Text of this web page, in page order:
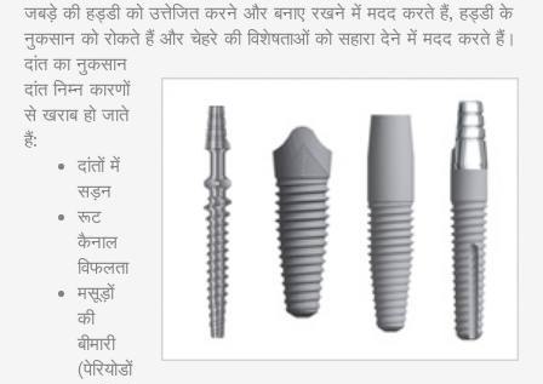
जबड़े की हड्डी को उत्तेजित करने और बनाए रखने में मदद करते हैं, हड्डी के
नुकसान को रोकते हैं और चेहरे की विशेषताओं को सहारा देने में मदद करते हैं।
दांत का नुकसान
दांत निम्न कारणों
से खराब हो जाते
हैं:
दांतों में
सड़न
रूट
कैनाल
विफलता
मसूड़ों
की
बीमारी
(पेरियोडों